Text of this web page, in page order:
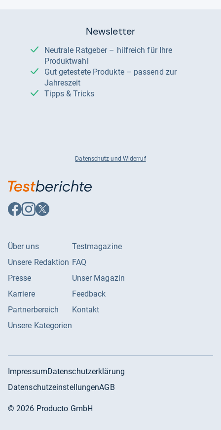
Newsletter
Neutrale Ratgeber – hilfreich für Ihre
Produktwahl
Gut getestete Produkte – passend zur
Jahreszeit
Tipps & Tricks
Datenschutz und Widerruf
Auf
Facebook
Auf
Instagram
Auf
X
Über uns
Unsere Redaktion
Presse
Karriere
Partnerbereich
Unsere Kategorien
Testmagazine
FAQ
Unser Magazin
Feedback
Kontakt
ImpressumDatenschutzerklärung
DatenschutzeinstellungenAGB
©2026 Producto GmbH